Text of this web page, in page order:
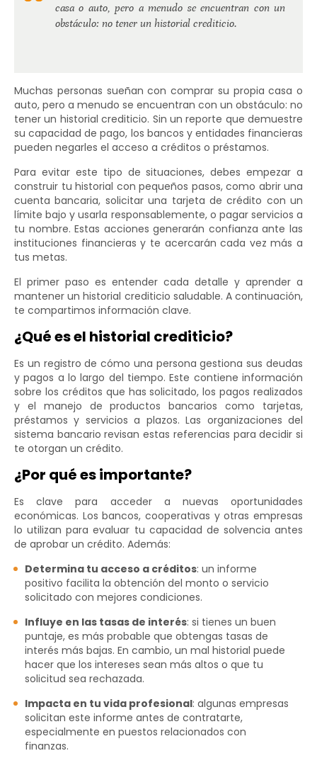
casa o auto, pero a menudo se encuentran con un
obstáculo: no tener un historial crediticio.
Muchas personas sueñan con comprar su propia casa o
auto, pero a menudo se encuentran con un obstáculo: no
tener un historial crediticio. Sin un reporte que demuestre
su capacidad de pago, los bancos y entidades financieras
pueden negarles el acceso a créditos o préstamos.
Para evitar este tipo de situaciones, debes empezar a
construir tu historial con pequeños pasos, como abrir una
cuenta bancaria, solicitar una tarjeta de crédito con un
límite bajo y usarla responsablemente, o pagar servicios a
tu nombre. Estas acciones generarán confianza ante las
instituciones financieras y te acercarán cada vez más a
tus metas.
El primer paso es entender cada detalle y aprender a
mantener un historial crediticio saludable. A continuación,
te compartimos información clave.
¿Qué es el historial crediticio?
Es un registro de cómo una persona gestiona sus deudas
y pagos a lo largo del tiempo. Este contiene información
sobre los créditos que has solicitado, los pagos realizados
y el manejo de productos bancarios como tarjetas,
préstamos y servicios a plazos. Las organizaciones del
sistema bancario revisan estas referencias para decidir si
te otorgan un crédito.
¿Por qué es importante?
Es clave para acceder a nuevas oportunidades
económicas. Los bancos, cooperativas y otras empresas
lo utilizan para evaluar tu capacidad de solvencia antes
de aprobar un crédito. Además:
Determina tu acceso a créditos: un informe
positivo facilita la obtención del monto o servicio
solicitado con mejores condiciones.
Influye en las tasas de interés: si tienes un buen
puntaje, es más probable que obtengas tasas de
interés más bajas. En cambio, un mal historial puede
hacer que los intereses sean más altos o que tu
solicitud sea rechazada.
Impacta en tu vida profesional: algunas empresas
solicitan este informe antes de contratarte,
especialmente en puestos relacionados con
finanzas.